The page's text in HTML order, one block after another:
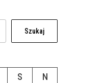
Szukaj
S
N